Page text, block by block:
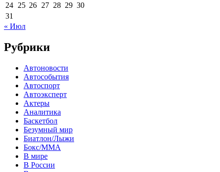
24 25 26 27 28 29 30
31
« Июл
Рубрики
Автоновости
Автособытия
Автоспорт
Автоэксперт
Актеры
Аналитика
Баскетбол
Безумный мир
Биатлон/Лыжи
Бокс/MMA
В мире
В России